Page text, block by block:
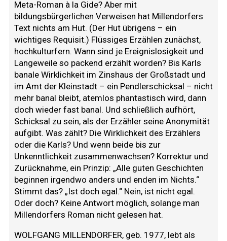
Meta-Roman à la Gide? Aber mit
bildungsbürgerlichen Verweisen hat Millendorfers
Text nichts am Hut. (Der Hut übrigens – ein
wichtiges Requisit.) Flüssiges Erzählen zunächst,
hochkulturfern. Wann sind je Ereignislosigkeit und
Langeweile so packend erzählt worden? Bis Karls
banale Wirklichkeit im Zinshaus der Großstadt und
im Amt der Kleinstadt – ein Pendlerschicksal – nicht
mehr banal bleibt, atemlos phantastisch wird, dann
doch wieder fast banal. Und schließlich aufhört,
Schicksal zu sein, als der Erzähler seine Anonymität
aufgibt. Was zählt? Die Wirklichkeit des Erzählers
oder die Karls? Und wenn beide bis zur
Unkenntlichkeit zusammenwachsen? Korrektur und
Zurücknahme, ein Prinzip: „Alle guten Geschichten
beginnen irgendwo anders und enden im Nichts.“
Stimmt das? „Ist doch egal.“ Nein, ist nicht egal.
Oder doch? Keine Antwort möglich, solange man
Millendorfers Roman nicht gelesen hat.
WOLFGANG MILLENDORFER, geb. 1977, lebt als